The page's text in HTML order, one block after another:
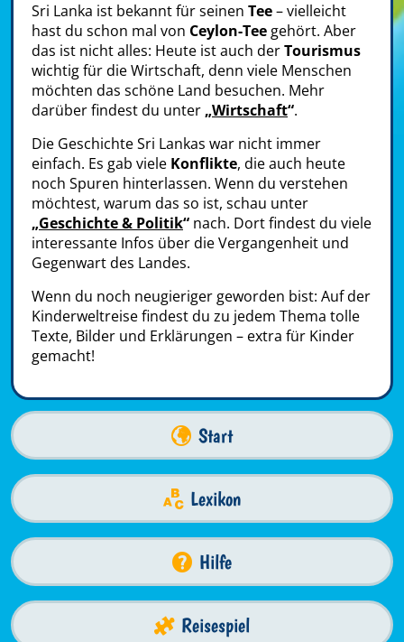
Sri Lanka ist bekannt für seinen Tee– vielleicht
hast du schon mal von Ceylon-Tee gehört. Aber
das ist nicht alles: Heute ist auch derTourismus
wichtig für die Wirtschaft, denn viele Menschen
möchten das schöne Land besuchen. Mehr
darüber findest du unter „Wirtschaft“.
Die Geschichte Sri Lankas war nicht immer
einfach. Es gab viele Konflikte, die auch heute
noch Spuren hinterlassen. Wenn du verstehen
möchtest, warum das so ist, schau unter
„Geschichte & Politik“ nach. Dort findest du viele
interessante Infos über die Vergangenheit und
Gegenwart des Landes.
Wenn du noch neugieriger geworden bist: Auf der
Kinderweltreise findest du zu jedem Thema tolle
Texte, Bilder und Erklärungen – extra für Kinder
gemacht!
Start
Lexikon
Hilfe
Reisespiel